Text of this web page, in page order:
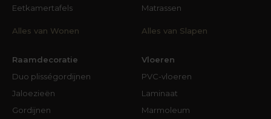
Eetkamertafels
Alles van Wonen
Matrassen
Alles van Slapen
Raamdecoratie
Duo plisségordijnen
Jaloezieën
Gordijnen
Vloeren
PVC-vloeren
Laminaat
Marmoleum